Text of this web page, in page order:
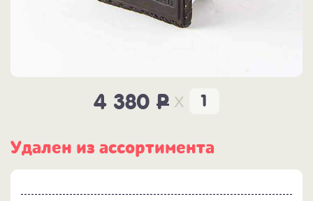
4 380 P x
Удален из ассортимента